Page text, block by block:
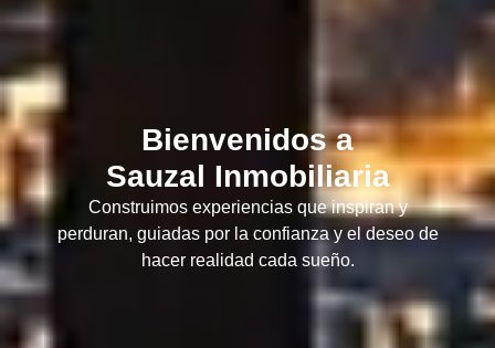
Bienvenidos a
Sauzal Inmobiliaria
Construimos experiencias que inspiran y
perduran, guiadas por la confianza y el deseo de
hacer realidad cada sueño.